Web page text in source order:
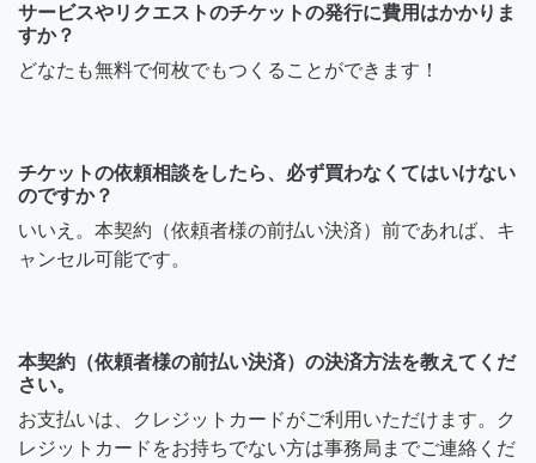
サービスやリクエストのチケットの発行に費用はかかりま
すか？
どなたも無料で何枚でもつくることができます！
チケットの依頼相談をしたら、必ず買わなくてはいけない
のですか？
いいえ。本契約（依頼者様の前払い決済）前であれば、キ
ャンセル可能です。
本契約（依頼者様の前払い決済）の決済方法を教えてくだ
さい。
お支払いは、クレジットカードがご利用いただけます。ク
レジットカードをお持ちでない方は事務局までご連絡くだ